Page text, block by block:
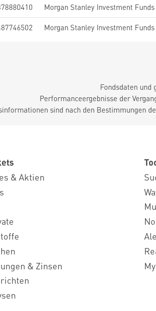
Fondsdaten und
Performanceergebnisse der
sind nach den Bestimmungen
& Aktien
& Zinsen